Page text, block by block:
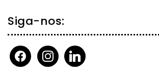
Siga-nos:
facebookinstagramlinkedin